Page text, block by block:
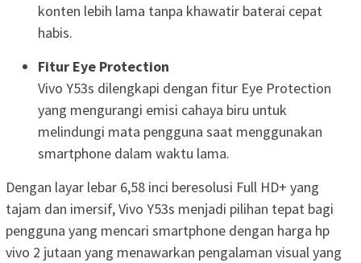
konten lebih lama tanpa khawatir baterai cepat
habis.
Fitur Eye Protection
Vivo Y53s dilengkapi dengan fitur Eye Protection
yang mengurangi emisi cahaya biru untuk
melindungi mata pengguna saat menggunakan
smartphone dalam waktu lama.
Dengan layar lebar 6,58 inci beresolusi Full HD+ yang
tajam dan imersif, Vivo Y53s menjadi pilihan tepat bagi
pengguna yang mencari smartphone dengan harga hp
vivo 2 jutaan yang menawarkan pengalaman visual yang